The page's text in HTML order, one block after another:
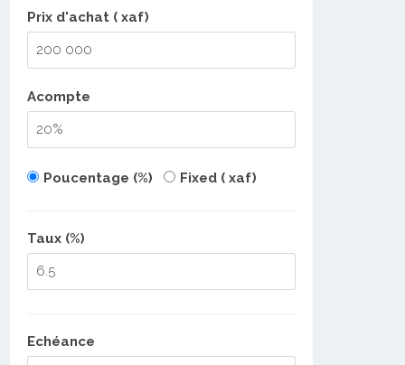
Prix d'achat ( xaf)
Acompte
Poucentage (%) Fixed ( xaf)
Taux (%)
Echéance